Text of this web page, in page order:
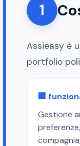
1
Assieasy è
portfolio
🏢
Gestione